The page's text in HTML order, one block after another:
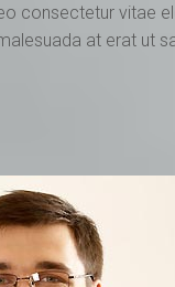
consectetur vitae
at erat ut